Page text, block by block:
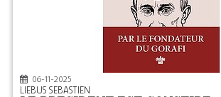
06-11-2025
LIEBUS SEBASTIEN